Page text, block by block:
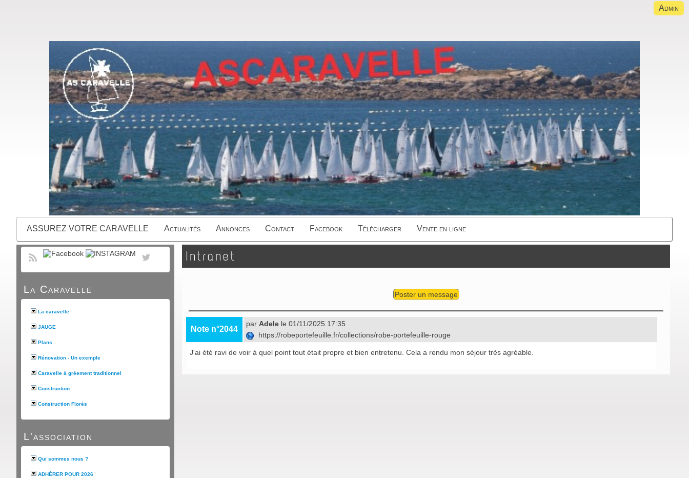
Admin
ASSUREZ VOTRE CARAVELLE Actualités Annonces Contact Facebook Télécharger Vente en ligne
La Caravelle
La caravelle
JAUGE
Plans
Rénovation - Un exemple
Caravelle à gréement traditionnel
Construction
Construction Florès
L'association
Qui sommes nous ?
ADHÉRER POUR 2026
Intranet
Poster un message
Note n°2044
par Adele le 01/11/2025 17:35
https://robeportefeuille.fr/collections/robe-portefeuille-rouge
J'ai été ravi de voir à quel point tout était propre et bien entretenu. Cela a rendu mon séjour très agréable.